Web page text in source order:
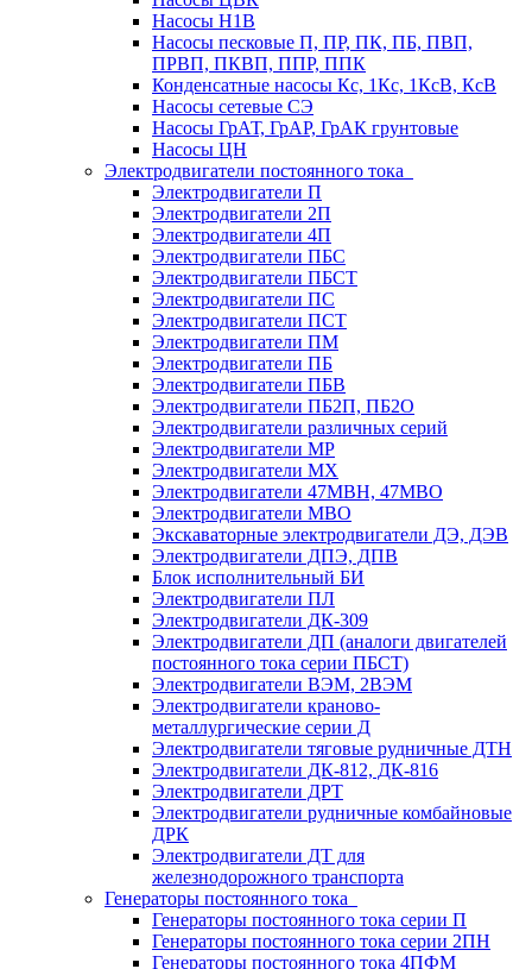
Насосы Н1В
Насосы песковые П, ПР, ПК, ПБ, ПВП,
ПРВП, ПКВП, ППР, ППК
Конденсатные насосы Кс, 1Кс, 1КсВ, КсВ
Насосы сетевые СЭ
Насосы ГрАТ, ГрАР, ГрАК грунтовые
Насосы ЦН
Электродвигатели постоянного тока
Электродвигатели П
Электродвигатели 2П
Электродвигатели 4П
Электродвигатели ПБС
Электродвигатели ПБСТ
Электродвигатели ПС
Электродвигатели ПСТ
Электродвигатели ПМ
Электродвигатели ПБ
Электродвигатели ПБВ
Электродвигатели ПБ2П, ПБ2О
Электродвигатели различных серий
Электродвигатели МР
Электродвигатели MX
Электродвигатели 47MBH, 47МВО
Электродвигатели MBO
Экскаваторные электродвигатели ДЭ, ДЭВ
Электродвигатели ДПЭ, ДПВ
Блок исполнительный БИ
Электродвигатели ПЛ
Электродвигатели ДК-309
Электродвигатели ДП (аналоги двигателей
постоянного тока серии ПБСТ)
Электродвигатели ВЭМ, 2ВЭМ
Электродвигатели краново-
металлургические серии Д
Электродвигатели тяговые рудничные ДТН
Электродвигатели ДК-812, ДК-816
Электродвигатели ДРТ
Электродвигатели рудничные комбайновые
ДРК
Электродвигатели ДТ для
железнодорожного транспорта
Генераторы постоянного тока
Генераторы постоянного тока серии П
Генераторы постоянного тока серии 2ПН
Генераторы постоянного тока 4ПФМ